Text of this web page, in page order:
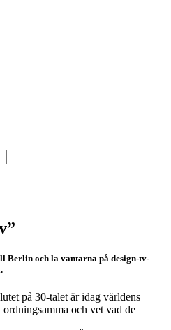
Search
och la vantarna på design-tv-
på 30-talet är idag världens
och vet vad de